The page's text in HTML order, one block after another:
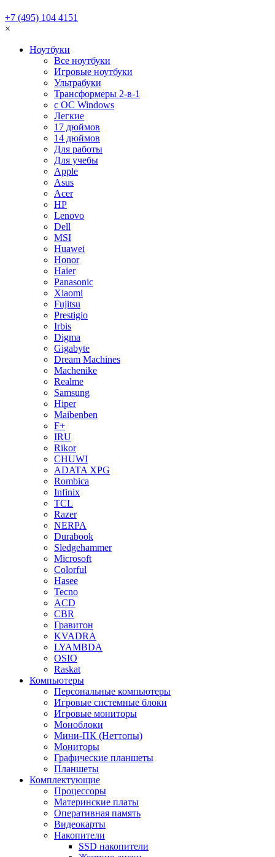
+7 (495) 104 4151
×
Ноутбуки
Все ноутбуки
Игровые ноутбуки
Ультрабуки
Трансформеры 2-в-1
с ОС Windows
Легкие
17 дюймов
14 дюймов
Для работы
Для учебы
Apple
Asus
Acer
HP
Lenovo
Dell
MSI
Huawei
Honor
Haier
Panasonic
Xiaomi
Fujitsu
Prestigio
Irbis
Digma
Gigabyte
Dream Machines
Machenike
Realme
Samsung
Hiper
Maibenben
F+
IRU
Rikor
CHUWI
ADATA XPG
Rombica
Infinix
TCL
Razer
NERPA
Durabook
Sledgehammer
Microsoft
Colorful
Hasee
Tecno
ACD
CBR
Гравитон
KVADRA
LYAMBDA
OSIO
Raskat
Компьютеры
Персональные компьютеры
Игровые системные блоки
Игровые мониторы
Моноблоки
Мини-ПК (Неттопы)
Мониторы
Графические планшеты
Планшеты
Комплектующие
Процессоры
Материнские платы
Оперативная память
Видеокарты
Накопители
SSD накопители